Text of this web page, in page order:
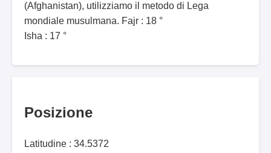
(Afghanistan), utilizziamo il metodo di Lega
mondiale musulmana. Fajr : 18 °
Isha : 17 °
Posizione
Latitudine : 34.5372